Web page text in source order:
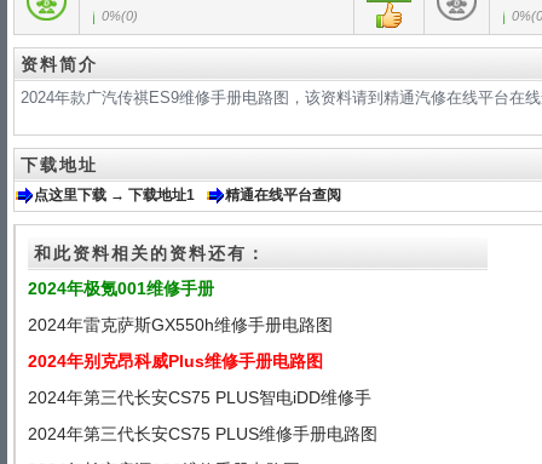
0%(0) 0%(0
资料简介
2024年款广汽传祺ES9维修手册电路图，该资料请到精通汽修在线平台在
下载地址
点这里下载 → 下载地址1 精通在线平台查阅
和此资料相关的资料还有：
2024年极氪001维修手册
2024年雷克萨斯GX550h维修手册电路图
2024年别克昂科威Plus维修手册电路图
2024年第三代长安CS75 PLUS智电iDD维修手
2024年第三代长安CS75 PLUS维修手册电路图